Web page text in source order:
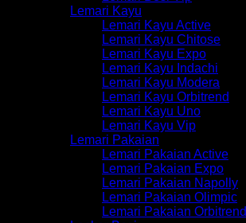
Lemari Kayu
Lemari Kayu Active
Lemari Kayu Chitose
Lemari Kayu Expo
Lemari Kayu Indachi
Lemari Kayu Modera
Lemari Kayu Orbitrend
Lemari Kayu Uno
Lemari Kayu Vip
Lemari Pakaian
Lemari Pakaian Active
Lemari Pakaian Expo
Lemari Pakaian Napolly
Lemari Pakaian Olimpic
Lemari Pakaian Orbitrend